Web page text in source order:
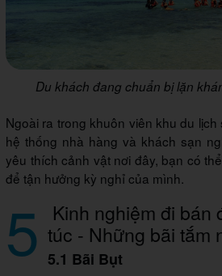
Du khách đang chuẩn bị lặn
Ngoài ra trong khuôn viên khu du
hệ thống nhà hàng và khách sạn
yêu thích cảnh vật nơi đây, bạn có
để tận hưởng kỳ nghỉ của mình.
5 Kinh nghiệm đi bán
túc - Những bãi tắm
5.1 Bãi Bụt